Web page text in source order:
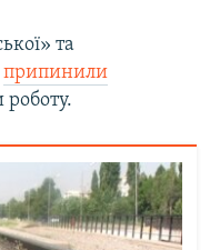
та
припинили
роботу.